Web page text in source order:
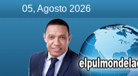
05, Agosto 2026